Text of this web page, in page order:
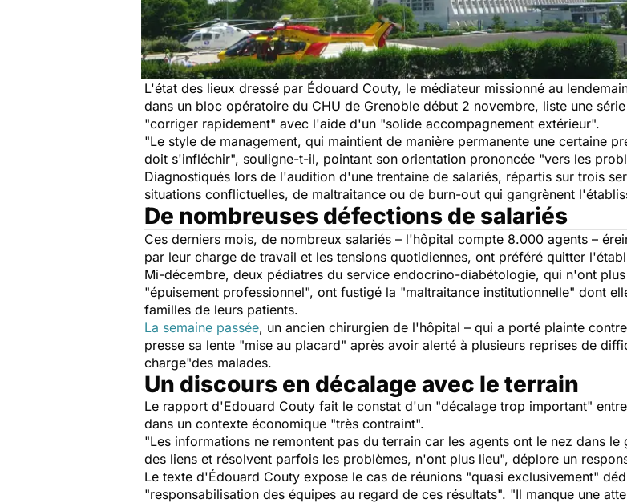
L'état des lieux dressé par Édouard Couty, le médiateur missionné au
dans un bloc opératoire du CHU de Grenoble début 2 novembre, liste une
"corriger rapidement" avec l'aide d'un "solide accompagnement extérieur".
"Le style de management, qui maintient de manière permanente une certaine
doit s'infléchir", souligne-t-il, pointant son orientation prononcée "vers les
Diagnostiqués lors de l'audition d'une trentaine de salariés, répartis sur trois
situations conflictuelles, de maltraitance ou de burn-out qui gangrènent
De nombreuses défections de salariés
Ces derniers mois, de nombreux salariés – l'hôpital compte 8.000 agents –
par leur charge de travail et les tensions quotidiennes, ont préféré quitter
Mi-décembre, deux pédiatres du service endocrino-diabétologie, qui n'ont
"épuisement professionnel", ont fustigé la "maltraitance institutionnelle" dont
familles de leurs patients.
La semaine passée, un ancien chirurgien de l'hôpital – qui a porté plainte
presse sa lente "mise au placard" après avoir alerté à plusieurs reprises de
charge"des malades.
Un discours en décalage avec le terrain
Le rapport d'Edouard Couty fait le constat d'un "décalage trop important"
dans un contexte économique "très contraint".
"Les informations ne remontent pas du terrain car les agents ont le nez dans
des liens et résolvent parfois les problèmes, n'ont plus lieu", déplore un
Le texte d'Édouard Couty expose le cas de réunions "quasi exclusivement"
"responsabilisation des équipes au regard de ces résultats". "Il manque une